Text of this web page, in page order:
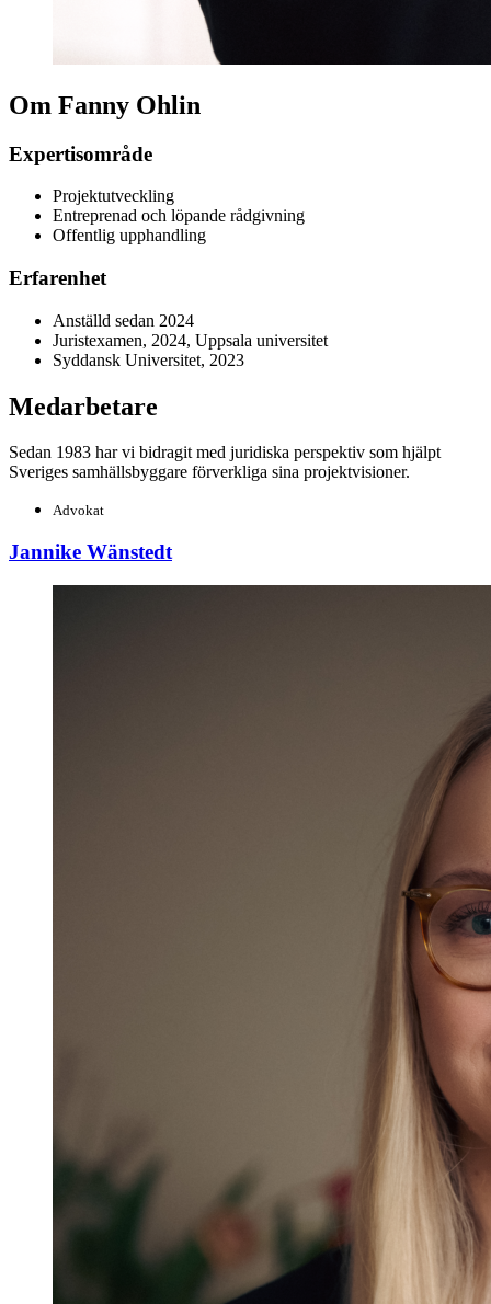
Om Fanny Ohlin
Expertisområde
Projektutveckling
Entreprenad och löpande rådgivning
Offentlig upphandling
Erfarenhet
Anställd sedan 2024
Juristexamen, 2024, Uppsala universitet
Syddansk Universitet, 2023
Medarbetare
Sedan 1983 har vi bidragit med juridiska perspektiv som hjälpt
Sveriges samhällsbyggare förverkliga sina projektvisioner.
Advokat
Jannike Wänstedt